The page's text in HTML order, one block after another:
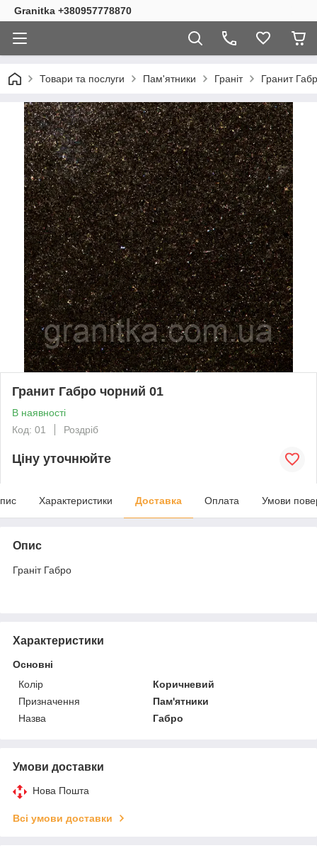
Granitka +380957778870
Товари та послуги Пам'ятники Граніт Гранит
Гранит Габро чорний 01
В наявності
Код: 01
Роздріб
Ціну уточнюйте
Характеристики Доставка Оплата Умови
Опис
Граніт Габро
Характеристики
Основні
Колір
Коричневий
Призначення
Пам'ятники
Назва
Габро
Умови доставки
Нова Пошта
Всі умови доставки